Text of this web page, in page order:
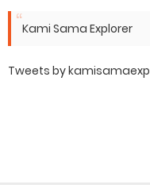
Kami Sama Explorer
Tweets by kamisamaexp